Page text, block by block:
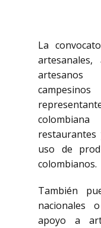
La
artesanos
uso de
colombianos.
También
nacionales
apoyo a